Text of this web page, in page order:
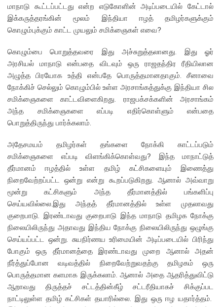
மாநாடு கூட்டப்பட்டது என்ற எடுகோளின் அடிப்படையில் கேட்டால்
இக்கருத்தரங்கின் மூலம் இந்தியா ஈழத் தமிழர்களுக்கும்
கொழும்புக்கும் காட்ட முயலும் சமிக்ஞைகள் எவை?
கொழும்பை பொறுத்தவரை இது அச்சுறுத்தலானது. இது ஓர்
அரசியல் மாநாடு என்பதை விடவும் ஒரு ராஜதந்திர ரீதியிலான
அழுத்த பிரயோக உத்தி என்பதே பொருத்தமானதாகும். சீனாவை
நோக்கிச் செல்லும் கொழும்பில் உள்ள அரசாங்கத்துக்கு இந்தியா சில
சமிக்ஞைகளை காட்டவிளைகிறது. ராஜபக்சக்களின் அரசாங்கம்
அந்த சமிக்ஞைகளை எப்படி எதிர்கொள்ளும் என்பதை
பொறுத்திருந்து பார்க்கலாம்.
அதேசமயம் தமிழர்கள் தங்களை நோக்கி காட்டப்படும்
சமிக்ஞைகளை எப்படி விளங்கிக்கொள்வது? இந்த மாநாட்டுத்
தீர்மானம் ஈழத்தில் உள்ள தமிழ் கட்சிகளையும் இணைத்து
நிறைவேற்றப்பட்ட ஒன்று என்று கூறப்படுகிறது. ஆனால் அவ்வாறு
மூன்று கட்சிகளும் அந்த தீர்மானத்தில் பங்களிப்பு
செய்யவில்லை.இது அந்தத் தீர்மானத்தில் உள்ள முதலாவது
குறைபாடு. இரண்டாவது குறைபாடு இந்த மாநாடு தமிழக நோக்கு
நிலையிலிருந்து அதாவது இந்திய நோக்கு நிலையிலிருந்து ஒழுங்கு
செய்யப்பட்ட ஒன்று. சுயநிர்ணய உரிமையின் அடிப்படையில் பிரிந்து
போகும் ஒரு தீர்மானத்தை இரண்டாவது முறை ஆனால் அதன்
நீர்த்துப்போன வடிவத்தில் நிறைவேற்றுவதற்கு தமிழகம் ஒரு
பொருத்தமான களமாக இருக்கலாம். ஆனால் அதை ஆதரித்துவிட்டு
ஆறாவது திருத்தச் சட்டத்தின்கீழ் சட்டரீதியாகச் சிக்குப்பட
நாட்டிலுள்ள தமிழ் கட்சிகள் தயாரில்லை. இது ஒரு ஈழ யதார்த்தம்.